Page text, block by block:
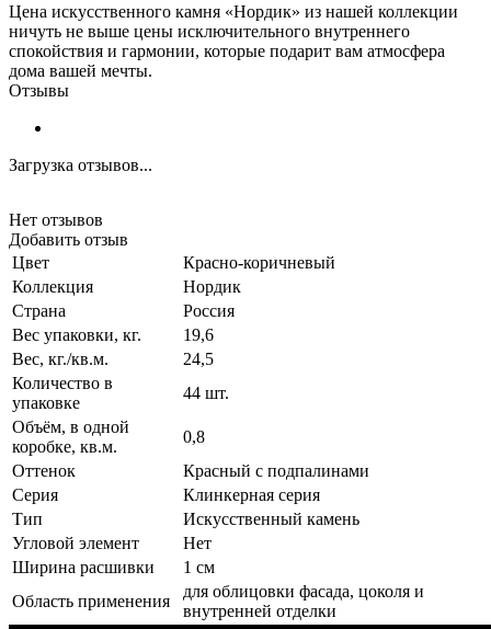
Цена искусственного камня «Нордик» из нашей коллекции
ничуть не выше цены исключительного внутреннего
спокойствия и гармонии, которые подарит вам атмосфера
дома вашей мечты.
Отзывы
Загрузка отзывов...
Нет отзывов
Добавить отзыв
Цвет
Красно-коричневый
Коллекция
Нордик
Страна
Россия
Вес упаковки, кг.
19,6
Вес, кг./кв.м.
24,5
Количество в
упаковке
44 шт.
Объём, в одной
коробке, кв.м.
0,8
Оттенок
Красный с подпалинами
Серия
Клинкерная серия
Тип
Искусственный камень
Угловой элемент
Нет
Ширина расшивки
1 см
Область применения
для облицовки фасада, цоколя и
внутренней отделки